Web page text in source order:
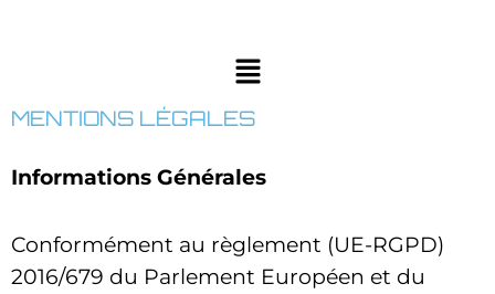
MENTIONS LÉGALES
Informations Générales
Conformément au règlement (UE-RGPD)
2016/679 du Parlement Européen et du